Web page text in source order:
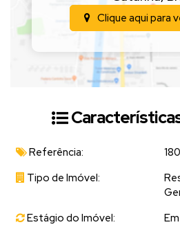
(Valor sujeito a alteração sem aviso
Entre em contato para mais
Clique aqui para
Referência:
Tipo de Imóvel:
Estágio do Imóvel: